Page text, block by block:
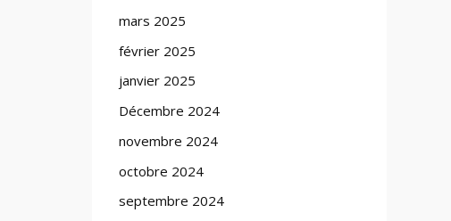
mars 2025
février 2025
janvier 2025
Décembre 2024
novembre 2024
octobre 2024
septembre 2024